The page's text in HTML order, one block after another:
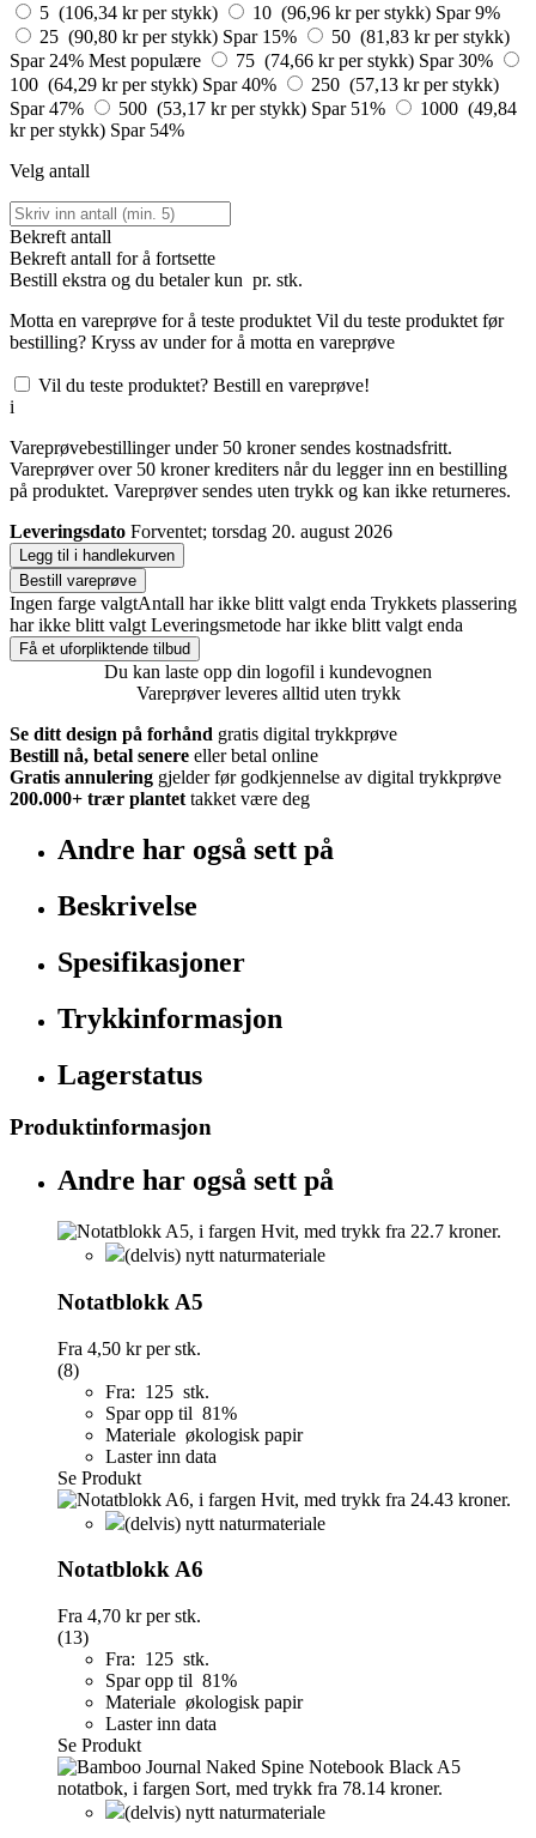
5 (106,34 kr per stykk)
10 (96,96 kr per stykk) Spar 9%
25 (90,80 kr per stykk) Spar 15%
50 (81,83 kr per stykk)
Spar 24% Mest populære 75 (74,66 kr per stykk) Spar 30%
100 (64,29 kr per stykk) Spar 40%
250 (57,13 kr per stykk)
Spar 47%
500 (53,17 kr per stykk) Spar 51%
1000 (49,84
kr per stykk) Spar 54%
Velg antall
Bekreft antall
Bekreft antall for å fortsette
Bestill ekstra og du betaler kun pr. stk.
Motta en vareprøve for å teste produktet Vil du teste produktet før
bestilling? Kryss av under for å motta en vareprøve
Vil du teste produktet? Bestill en vareprøve!
i
Vareprøvebestillinger under 50 kroner sendes kostnadsfritt.
Vareprøver over 50 kroner krediters når du legger inn en bestilling
på produktet. Vareprøver sendes uten trykk og kan ikke returneres.
Leveringsdato Forventet; torsdag 20. august 2026
Legg til i handlekurven
Bestill vareprøve
Ingen farge valgtAntall har ikke blitt valgt enda Trykkets plassering
har ikke blitt valgt Leveringsmetode har ikke blitt valgt enda
Få et uforpliktende tilbud
Du kan laste opp din logofil i kundevognen
Vareprøver leveres alltid uten trykk
Se ditt design på forhånd gratis digital trykkprøve
Bestill nå, betal senere eller betal online
Gratis annulering gjelder før godkjennelse av digital trykkprøve
200.000+ trær plantet takket være deg
Andre har også sett på
Beskrivelse
Spesifikasjoner
Trykkinformasjon
Lagerstatus
Produktinformasjon
Andre har også sett på
(delvis) nytt naturmateriale
Notatblokk A5
Fra 4,50 krper stk.
(8)
Fra: 125 stk.
Spar opp til 81%
Materiale økologisk papir
Laster inn data
Se Produkt
(delvis) nytt naturmateriale
Notatblokk A6
Fra 4,70 krper stk.
(13)
Fra: 125 stk.
Spar opp til 81%
Materiale økologisk papir
Laster inn data
Se Produkt
(delvis) nytt naturmateriale